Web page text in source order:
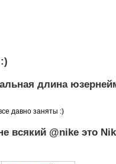
длина
давно заняты :)
всякий @nike это